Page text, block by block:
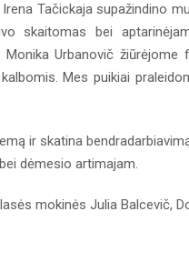
Tačickaja supažindino
skaitomas bei
Urbanovič žiūrėjome
Mes puikiai
ir skatina
dėmesio artimajam.
mokinės Julia Balcevič,